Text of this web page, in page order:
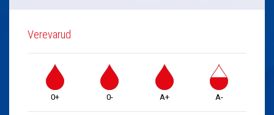
Verevarud
0+ 0- A+ A-